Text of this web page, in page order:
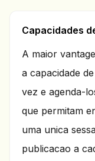
Capacidades
A maior
a capacidade
vez e agenda-
que permitam
uma unica
publicacao a